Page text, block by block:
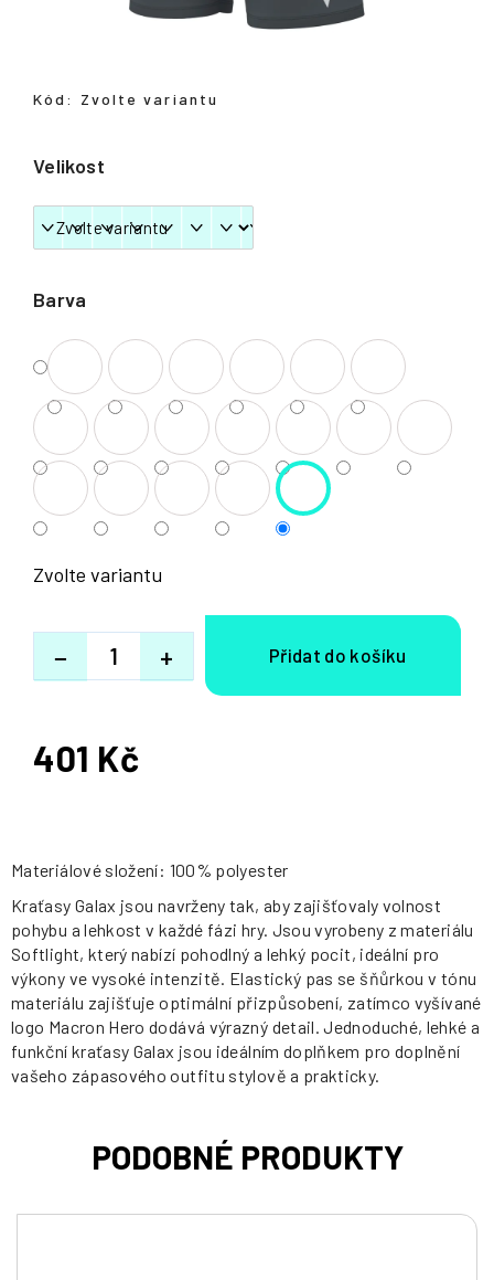
Barva
Velikost
Zvolte variantu
+
−
Kód: Zvolte variantu
401 Kč
Měrná
Materiálové složení: 100% polyester
Kraťasy Galax jsou navrženy tak, aby zajišťovaly volnost
pohybu a lehkost v každé fázi hry. Jsou vyrobeny z materiálu
Softlight, který nabízí pohodlný a lehký pocit, ideální pro
výkony ve vysoké intenzitě. Elastický pas se šňůrkou v tónu
materiálu zajišťuje optimální přizpůsobení, zatímco vyšívané
logo Macron Hero dodává výrazný detail. Jednoduché, lehké a
funkční kraťasy Galax jsou ideálním doplňkem pro doplnění
vašeho zápasového outfitu stylově a prakticky.